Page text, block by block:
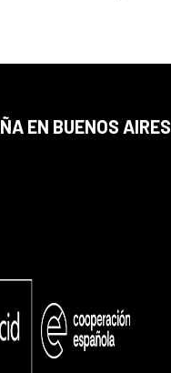
EN BUENOS AIRES